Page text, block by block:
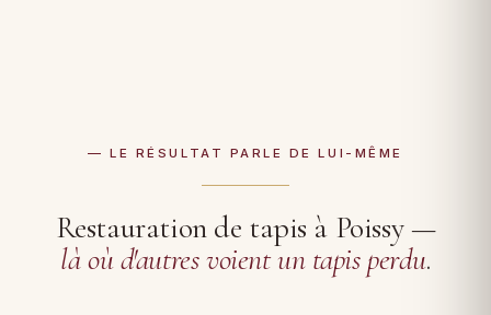
— LE RÉSULTAT PARLE DE LUI-MÊME
Restauration de tapis à Poissy —
là où d'autres voient un tapis perdu.